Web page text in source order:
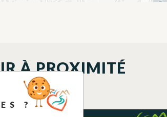
À PROXIMITÉ
?